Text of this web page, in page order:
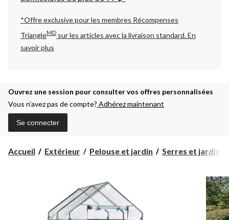
*Offre exclusive pour les membres Récompenses
TriangleMD sur les articles avec la livraison standard.En
savoir plus
Ouvrez une session pour consulter vos offres personnalisées
Vous n’avez pas de compte? Adhérez maintenant
Se connecter
Accueil Extérieur Pelouse et jardin Serres et jardins